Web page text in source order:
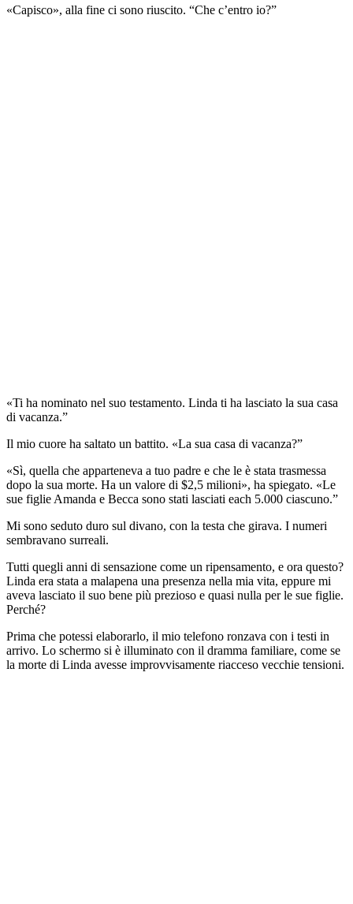
«Capisco», alla fine ci sono riuscito. “Che c’entro io?”
«Ti ha nominato nel suo testamento. Linda ti ha lasciato la sua casa
di vacanza.”
Il mio cuore ha saltato un battito. «La sua casa di vacanza?”
«Sì, quella che apparteneva a tuo padre e che le è stata trasmessa
dopo la sua morte. Ha un valore di $2,5 milioni», ha spiegato. «Le
sue figlie Amanda e Becca sono stati lasciati each 5.000 ciascuno.”
Mi sono seduto duro sul divano, con la testa che girava. I numeri
sembravano surreali.
Tutti quegli anni di sensazione come un ripensamento, e ora questo?
Linda era stata a malapena una presenza nella mia vita, eppure mi
aveva lasciato il suo bene più prezioso e quasi nulla per le sue figlie.
Perché?
Prima che potessi elaborarlo, il mio telefono ronzava con i testi in
arrivo. Lo schermo si è illuminato con il dramma familiare, come se
la morte di Linda avesse improvvisamente riacceso vecchie tensioni.